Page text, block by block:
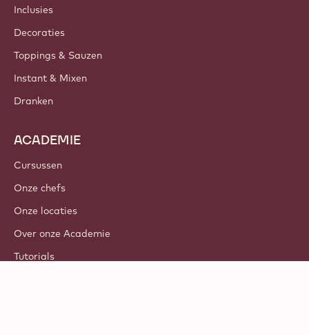
Inclusies
Decoraties
Toppings & Sauzen
Instant & Mixen
Dranken
ACADEMIE
Cursussen
Onze chefs
Onze locaties
Over onze Academie
Tutorials